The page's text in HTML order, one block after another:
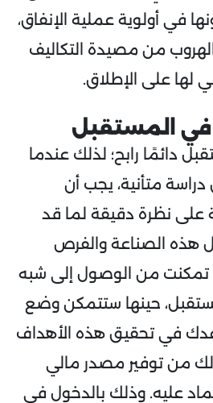
في أولوية عملية الإنفاق،
من مصيدة التكاليف
لها على الإطلاق.
دائمًا رابح؛ لذلك عندما
متأنية، يجب أن
على نظرة دقيقة لما قد
هذه الصناعة والفرص
تمكنت من الوصول إلى شبه
حينها ستتمكن وضع
في تحقيق هذه الأهداف
من توفير مصدر مالي
عليه. وذلك بالدخول في